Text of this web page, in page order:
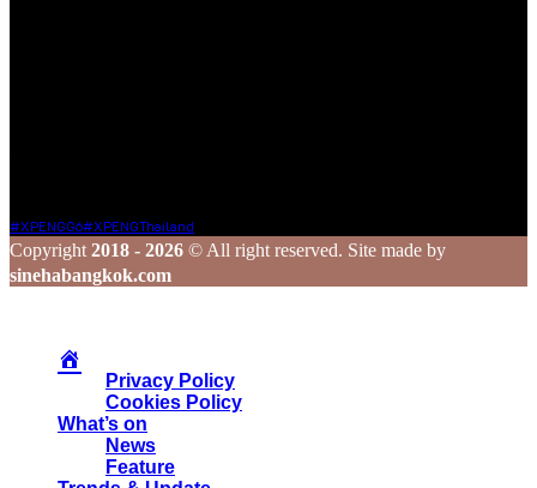
#XPENGG6#XPENGThailand
Copyright 2018 - 2026 © All right reserved. Site made by
sinehabangkok.com
Privacy Policy
Cookies Policy
What’s on
News
Feature